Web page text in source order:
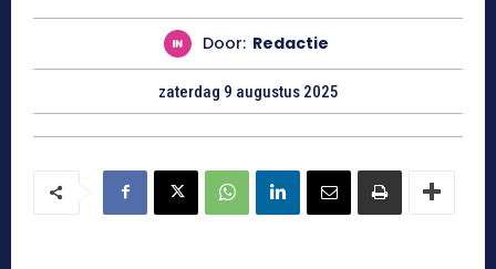
Door: Redactie
zaterdag 9 augustus 2025